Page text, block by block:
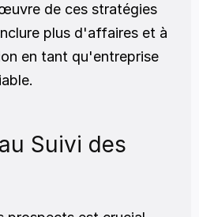
de ces stratégies
plus d'affaires et à
en tant qu'entreprise
Suivi des